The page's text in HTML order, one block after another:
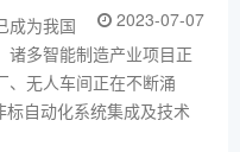
2023-07-07
成为我国
诸多智能制造产业项目正
、无人车间正在不断涌
自动化系统集成及技术